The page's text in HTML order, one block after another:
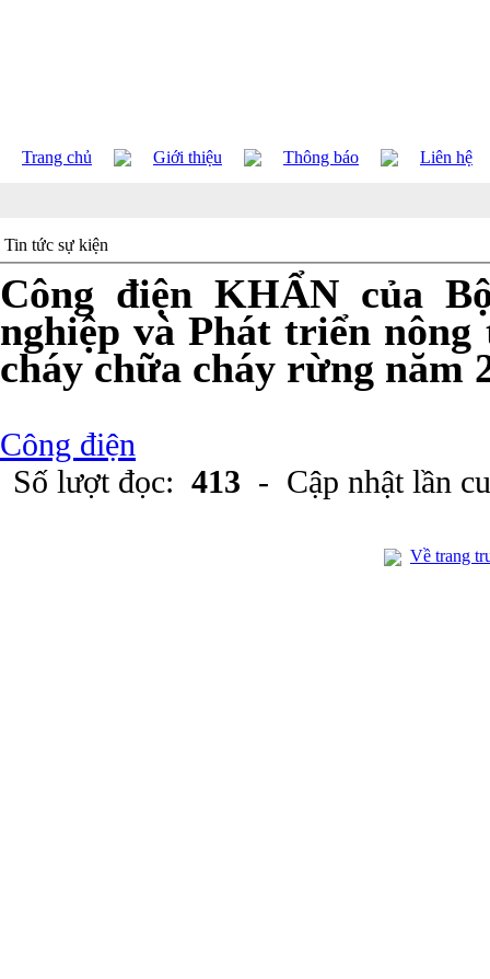
Trang chủ Giới thiệu Thông báo Liên hệ
Tin tức sự kiện
Công điện KHẨN của
nghiệp và Phát triển nông
cháy chữa cháy rừng năm
Công điện
Số lượt đọc: 413 - Cập nhật lần
Về trang